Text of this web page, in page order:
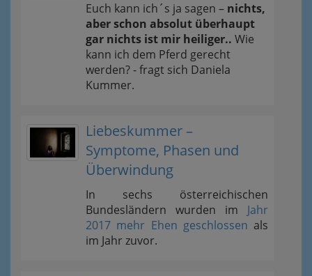
Euch kann ich´s ja sagen – nichts,
aber schon absolut überhaupt
gar nichts ist mir heiliger.. Wie
kann ich dem Pferd gerecht
werden? - fragt sich Daniela
Kummer.
Liebeskummer –
Symptome, Phasen und
Überwindung
In sechs österreichischen
Bundesländern wurden im Jahr
2017 mehr Ehen geschlossen als
im Jahr zuvor.